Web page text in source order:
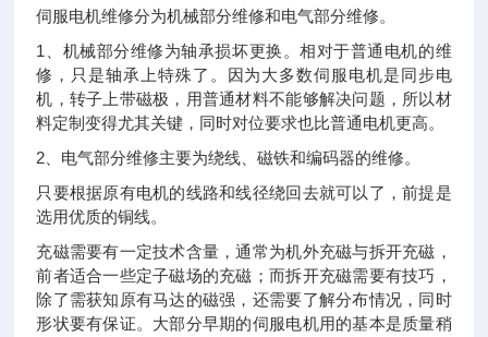
伺服电机维修分为机械部分维修和电气部分维修。
1、机械部分维修为轴承损坏更换。相对于普通电机的维
修，只是轴承上特殊了。因为大多数伺服电机是同步电
机，转子上带磁极，用普通材料不能够解决问题，所以材
料定制变得尤其关键，同时对位要求也比普通电机更高。
2、电气部分维修主要为绕线、磁铁和编码器的维修。
只要根据原有电机的线路和线径绕回去就可以了，前提是
选用优质的铜线。
充磁需要有一定技术含量，通常为机外充磁与拆开充磁，
前者适合一些定子磁场的充磁；而拆开充磁需要有技巧，
除了需获知原有马达的磁强，还需要了解分布情况，同时
形状要有保证。大部分早期的伺服电机用的基本是质量稍